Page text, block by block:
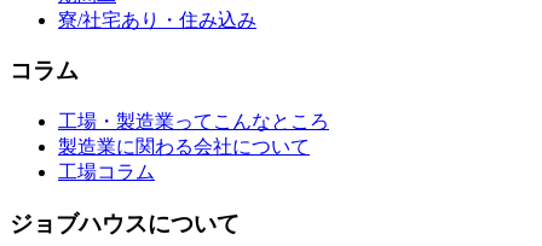
寮/社宅あり・住み込み
コラム
工場・製造業ってこんなところ
製造業に関わる会社について
工場コラム
ジョブハウスについて